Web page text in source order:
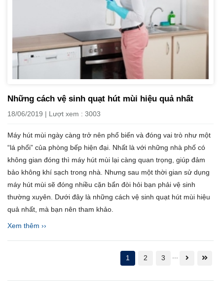
Những cách vệ sinh quạt hút mùi hiệu quả nhất
18/06/2019 | Lượt xem : 3003
Máy hút mùi ngày càng trở nên phổ biến và đóng vai trò như một
“lá phổi” của phòng bếp hiện đại. Nhất là với những nhà phố có
không gian đóng thì máy hút mùi lại càng quan trọng, giúp đảm
bảo không khí sạch trong nhà. Nhưng sau một thời gian sử dụng
máy hút mùi sẽ đóng nhiều cặn bẩn đòi hỏi bạn phải vệ sinh
thường xuyên. Dưới đây là những cách vệ sinh quạt hút mùi hiệu
quả nhất, mà bạn nên tham khảo.
Xem thêm ››
1 2 3